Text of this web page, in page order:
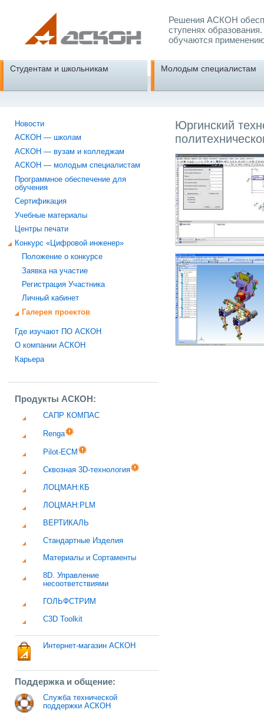
Решения АСКОН
ступенях
обучаются
Студентам и школьникам Молодым специалистам
Новости
АСКОН — школам
АСКОН — вузам и колледжам
АСКОН — молодым специалистам
Программное обеспечение для
обучения
Сертификация
Учебные материалы
Центры печати
Конкурс «Цифровой инженер»
Положение о конкурсе
Заявка на участие
Регистрация Участника
Личный кабинет
Галерея проектов
Где изучают ПО АСКОН
О компании АСКОН
Карьера
Продукты АСКОН:
САПР КОМПАС
Renga
Pilot-ECM
Сквозная 3D-технология
ЛОЦМАН:КБ
ЛОЦМАН:PLM
ВЕРТИКАЛЬ
Стандартные Изделия
Материалы и Сортаменты
8D. Управление
несоответствиями
ГОЛЬФСТРИМ
C3D Toolkit
Интернет-магазин АСКОН
Поддержка и общение:
Служба технической
поддержки АСКОН
Юргинский